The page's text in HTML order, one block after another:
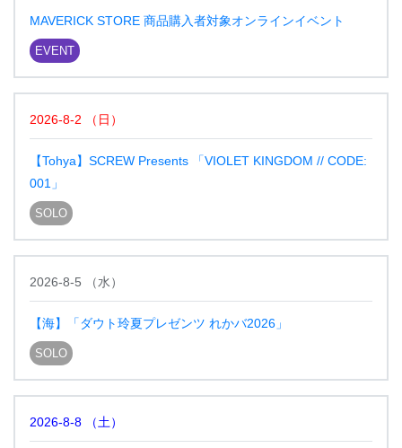
MAVERICK STORE 商品購入者対象オンラインイベント
EVENT
2026-8-2 （ 日 ）
【Tohya】SCREW Presents 「VIOLET KINGDOM // CODE:
001」
SOLO
2026-8-5 （水）
【海】「ダウト玲夏プレゼンツ れかバ2026」
SOLO
2026-8-8 （土）